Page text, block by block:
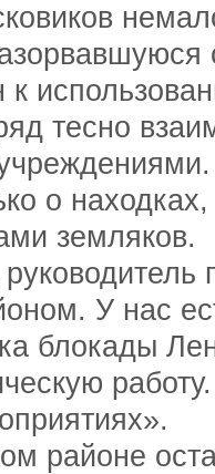
к
тесно
о
земляков.
У нас
блокады
районе